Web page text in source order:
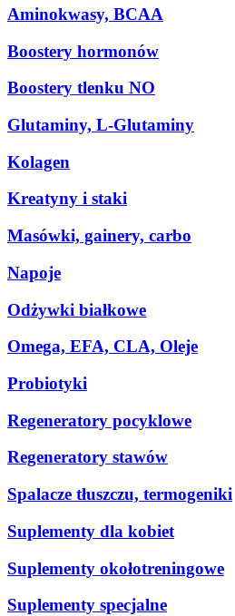
Aminokwasy, BCAA
Boostery hormonów
Boostery tlenku NO
Glutaminy, L-Glutaminy
Kolagen
Kreatyny i staki
Masówki, gainery, carbo
Napoje
Odżywki białkowe
Omega, EFA, CLA, Oleje
Probiotyki
Regeneratory pocyklowe
Regeneratory stawów
Spalacze tłuszczu, termogeniki
Suplementy dla kobiet
Suplementy okołotreningowe
Suplementy specjalne